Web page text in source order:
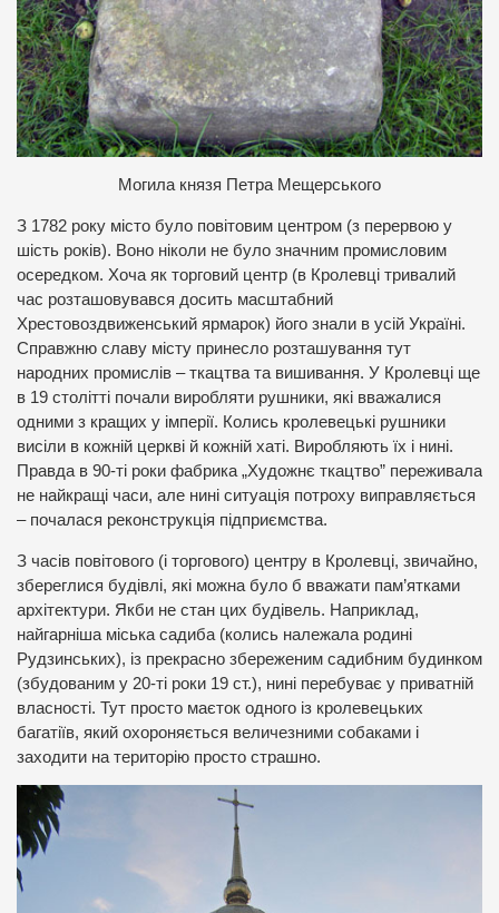
Могила князя Петра Мещерського
З 1782 року місто було повітовим центром (з перервою у
шість років). Воно ніколи не було значним промисловим
осередком. Хоча як торговий центр (в Кролевці тривалий
час розташовувався досить масштабний
Хрестовоздвиженський ярмарок) його знали в усій Україні.
Справжню славу місту принесло розташування тут
народних промислів – ткацтва та вишивання. У Кролевці ще
в 19 столітті почали виробляти рушники, які вважалися
одними з кращих у імперії. Колись кролевецькі рушники
висіли в кожній церкві й кожній хаті. Виробляють їх і нині.
Правда в 90-ті роки фабрика „Художнє ткацтво” переживала
не найкращі часи, але нині ситуація потроху виправляється
– почалася реконструкція підприємства.
З часів повітового (і торгового) центру в Кролевці, звичайно,
збереглися будівлі, які можна було б вважати пам’ятками
архітектури. Якби не стан цих будівель. Наприклад,
найгарніша міська садиба (колись належала родині
Рудзинських), із прекрасно збереженим садибним будинком
(збудованим у 20-ті роки 19 ст.), нині перебуває у приватній
власності. Тут просто маєток одного із кролевецьких
багатіїв, який охороняється величезними собаками і
заходити на територію просто страшно.